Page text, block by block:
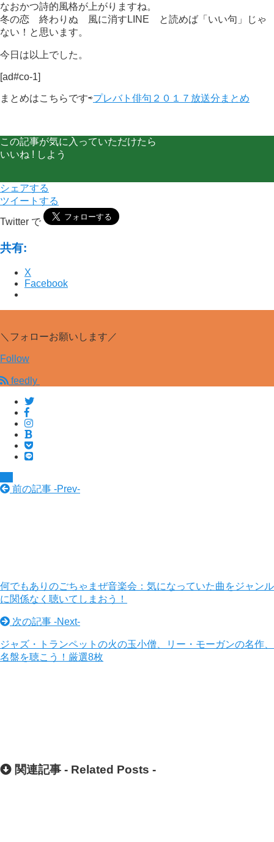
なおかつ詩的風格が上がりますね。
冬の恋 終わりぬ 風に消すLINE と読めば「いい句」じゃ
ない！と思います。
今日は以上でした。
[ad#co-1]
まとめはこちらです⇨プレバト俳句２０１７放送分まとめ
この記事が気に入っていただけたら
いいね ! しよう
シェアする
ツイートする
Twitter で
共有:
X
Facebook
＼フォローお願いします／
Follow
feedly
前の記事 -Prev-
何でもありのごちゃまぜ音楽会：気になっていた曲をジャンル
に関係なく聴いてしまおう！
次の記事 -Next-
ジャズ・トランペットの火の玉小僧、リー・モーガンの名作、
名盤を聴こう！厳選8枚
関連記事 - Related Posts -